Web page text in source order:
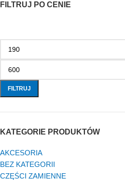
FILTRUJ PO CENIE
FILTRUJ
KATEGORIE PRODUKTÓW
AKCESORIA
BEZ KATEGORII
CZĘŚCI ZAMIENNE